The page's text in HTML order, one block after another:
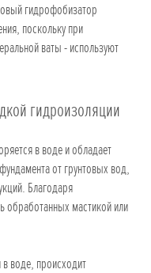
гидрофобизатор
поскольку при
ваты - используют
гидроизоляции
в воде и обладает
от грунтовых вод,
Благодаря
обработанных мастикой или
воде, происходит